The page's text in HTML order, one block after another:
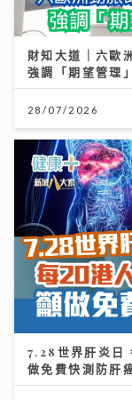
財知大道｜六歐
強調「期望管理
28/07/2026
7.28世界肝炎日
做免費快測防肝